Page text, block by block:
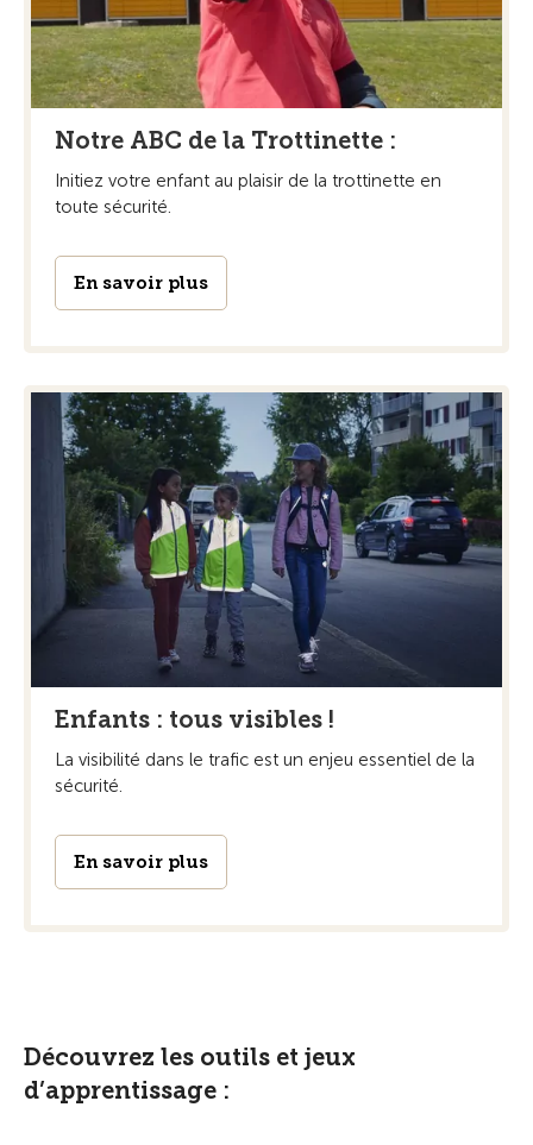
Notre ABC de la Trottinette :
Initiez votre enfant au plaisir de la trottinette en
toute sécurité.
En savoir plus
Enfants : tous visibles !
La visibilité dans le trafic est un enjeu essentiel de la
sécurité.
En savoir plus
Découvrez les outils et jeux
d’apprentissage :